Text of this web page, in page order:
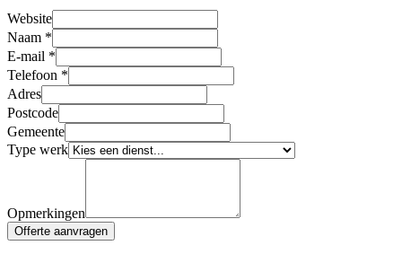
Website
Naam *
E-mail *
Telefoon *
Adres
Postcode
Gemeente
Type werk
Opmerkingen
Offerte aanvragen